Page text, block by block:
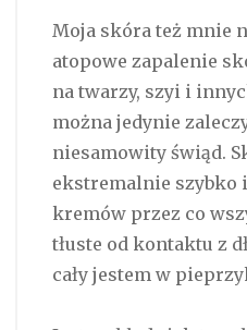
Moja skóra też mnie
atopowe zapalenie
na twarzy, szyi i
można jedynie
niesamowity świąd.
ekstremalnie szybko
kremów przez co
tłuste od kontaktu z
cały jestem w